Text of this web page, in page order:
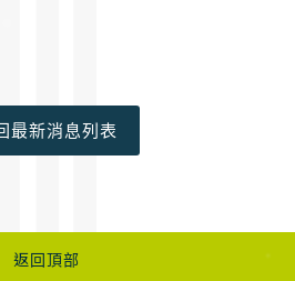
最新消息列表
返回頂部